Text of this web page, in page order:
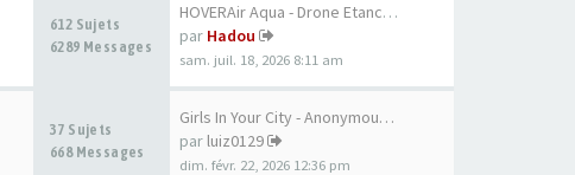
612 Sujets
6289 Messages
HOVERAir Aqua - Drone Etanche…
par Hadou
sam. juil. 18, 2026 8:11 am
37 Sujets
668 Messages
Girls In Your City - Anonymou…
par luiz0129
dim. févr. 22, 2026 12:36 pm